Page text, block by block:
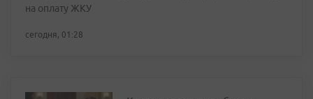
на оплату ЖКУ
сегодня, 01:28